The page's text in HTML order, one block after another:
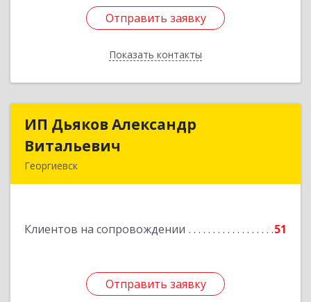
Отправить заявку
Показать контакты
Отправить заявку
Назад
ИП Дьяков Александр
Витальевич
Георгиевск
Клиентов на сопровождении 51
Отправить заявку
ИП Дьяков Александр
Отправить заявку